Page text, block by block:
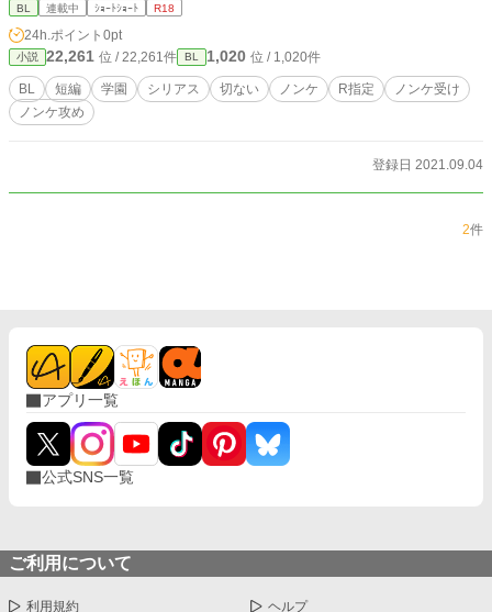
BL 連載中 ｼｮｰﾄｼｮｰﾄ R18
24h.ポイント 0pt
小説 22,261 位 / 22,261件 BL 1,020 位 / 1,020件
BL 短編 学園 シリアス 切ない ノンケ R指定
ノンケ受け
ノンケ攻め
登録日 2021.09.04
2件
アプリ一覧
公式SNS一覧
ご利用について
利用規約 ヘルプ